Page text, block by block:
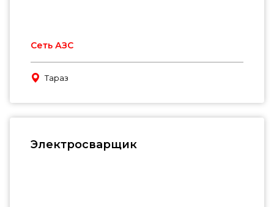
Сеть АЗС
Тараз
Электросварщик